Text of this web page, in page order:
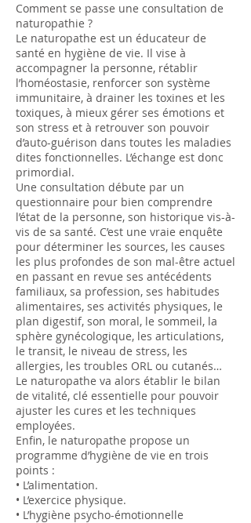
Comment se passe une consultation de
naturopathie ?
Le naturopathe est un éducateur de
santé en hygiène de vie. Il vise à
accompagner la personne, rétablir
l’homéostasie, renforcer son système
immunitaire, à drainer les toxines et les
toxiques, à mieux gérer ses émotions et
son stress et à retrouver son pouvoir
d’auto-guérison dans toutes les maladies
dites fonctionnelles. L’échange est donc
primordial.
Une consultation débute par un
questionnaire pour bien comprendre
l’état de la personne, son historique vis-à-
vis de sa santé. C’est une vraie enquête
pour déterminer les sources, les causes
les plus profondes de son mal-être actuel
en passant en revue ses antécédents
familiaux, sa profession, ses habitudes
alimentaires, ses activités physiques, le
plan digestif, son moral, le sommeil, la
sphère gynécologique, les articulations,
le transit, le niveau de stress, les
allergies, les troubles ORL ou cutanés…
Le naturopathe va alors établir le bilan
de vitalité, clé essentielle pour pouvoir
ajuster les cures et les techniques
employées.
Enfin, le naturopathe propose un
programme d’hygiène de vie en trois
points :
• L’alimentation.
• L’exercice physique.
• L’hygiène psycho-émotionnelle